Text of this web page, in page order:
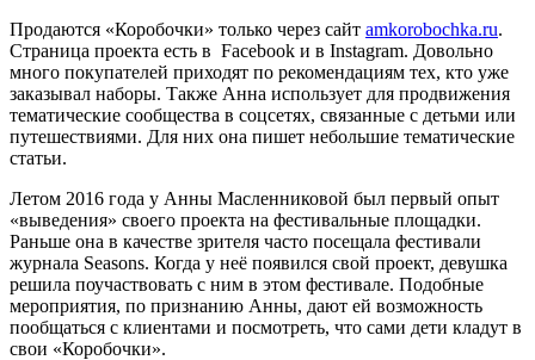
Продаются «Коробочки» только через сайт amkorobochka.ru.
Страница проекта есть в Facebook и в Instagram. Довольно
много покупателей приходят по рекомендациям тех, кто уже
заказывал наборы. Также Анна использует для продвижения
тематические сообщества в соцсетях, связанные с детьми или
путешествиями. Для них она пишет небольшие тематические
статьи.
Летом 2016 года у Анны Масленниковой был первый опыт
«выведения» своего проекта на фестивальные площадки.
Раньше она в качестве зрителя часто посещала фестивали
журнала Seasons. Когда у неё появился свой проект, девушка
решила поучаствовать с ним в этом фестивале. Подобные
мероприятия, по признанию Анны, дают ей возможность
пообщаться с клиентами и посмотреть, что сами дети кладут в
свои «Коробочки».